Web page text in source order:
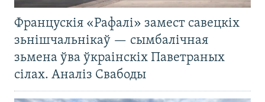
Францускія «Рафалі» замест савецкіх
зьнішчальнікаў — сымбалічная
зьмена ўва ўкраінскіх Паветраных
сілах. Аналіз Свабоды